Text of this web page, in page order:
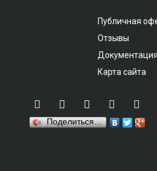
Публичная
Отзывы
Документация
Карта сайта
Поделиться…